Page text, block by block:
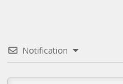
Notification